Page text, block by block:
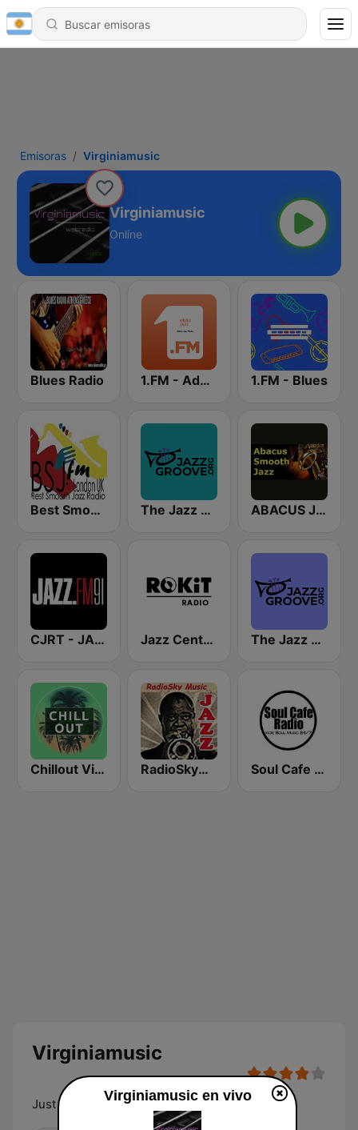
Emisoras Virginiamusic
Virginiamusic
Online
Blues Radio 1.FM - Adore Jazz 1.FM - Blues
Best Smooth Jazz The Jazz Groove Mix #2 ABACUS JAZZ
CJRT - JAZZ.FM91 Jazz Central - ROKiT Radio Network The Jazz Groove (Mix #1)
Chillout Vibes RadioSkyMusic Jazz Soul Cafe Radio
Virginiamusic
Just music
Virginiamusic en vivo